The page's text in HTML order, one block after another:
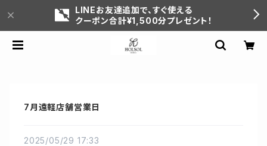
LINEお友達追加で、すぐ使える
クーポン合計¥1,500分プレゼント！
7月遠軽店舗営業日
2025/05/29 17:33